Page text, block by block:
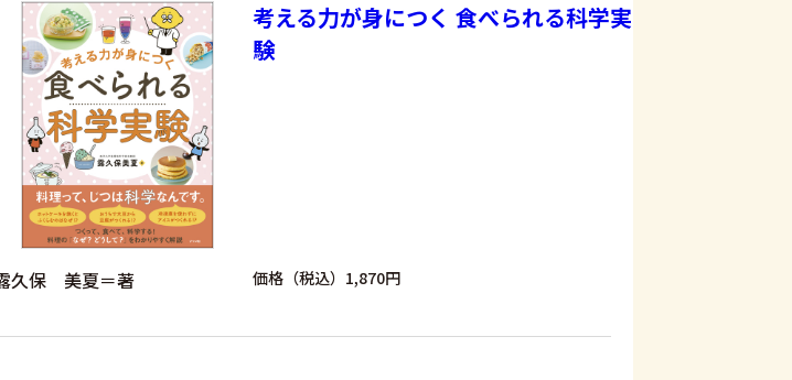
考える力が身につく 食べられる科学実
験
久保 美夏＝著 価格（税込）1,870円